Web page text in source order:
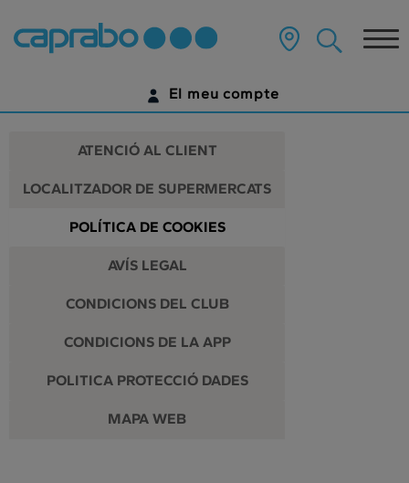
contingut
pàgina
El meu compte
ENCARA NO TENS UN COMPTE DIGITAL?
ATENCIÓ AL CLIENT
LOCALITZADOR DE SUPERMERCATS
POLÍTICA DE COOKIES
AVÍS LEGAL
CONDICIONS DEL CLUB
CONDICIONS DE LA APP
POLITICA PROTECCIÓ DADES
MAPA WEB